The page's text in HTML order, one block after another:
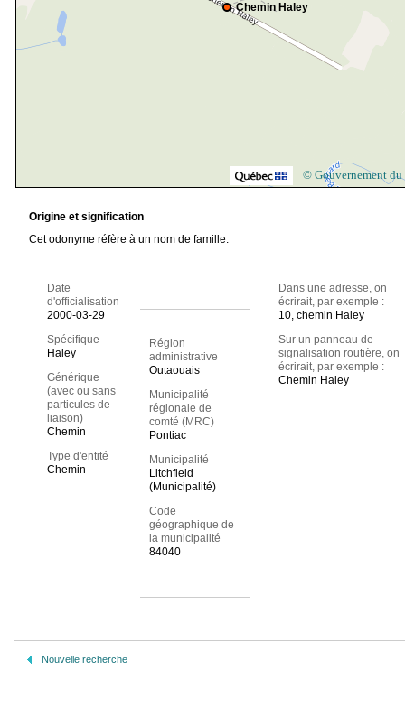
Chemin Haley
© Gouvernement du
Origine et signification
Cet odonyme réfère à un nom de famille.
Date
d'officialisation
2000-03-29
Spécifique
Haley
Générique
(avec ou sans
particules de
liaison)
Chemin
Type d'entité
Chemin
Région
administrative
Outaouais
Municipalité
régionale de
comté (MRC)
Pontiac
Municipalité
Litchfield
(Municipalité)
Code
géographique de
la municipalité
84040
Dans une adresse, on
écrirait, par exemple :
10, chemin Haley
Sur un panneau de
signalisation routière, on
écrirait, par exemple :
Chemin Haley
Nouvelle recherche